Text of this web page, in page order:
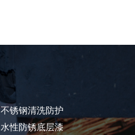
不锈钢清洗防护
水性防锈底层漆